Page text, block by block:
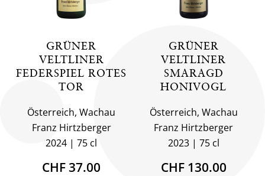
GRÜNER
VELTLINER
FEDERSPIEL ROTES
TOR
Österreich, Wachau
Franz Hirtzberger
2024
75 cl
CHF 37.00
GRÜNER
VELTLINER
SMARAGD
HONIVOGL
Österreich, Wachau
Franz Hirtzberger
2023
75 cl
CHF 130.00